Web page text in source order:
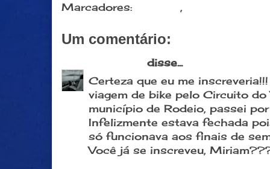
Marcadores: ,
Um comentário:
disse...
Certeza que eu me
viagem de bike pelo Circuito do
município de Rodeio, passei por
Infelizmente estava fechada
só funcionava aos finais de
Você já se inscreveu,